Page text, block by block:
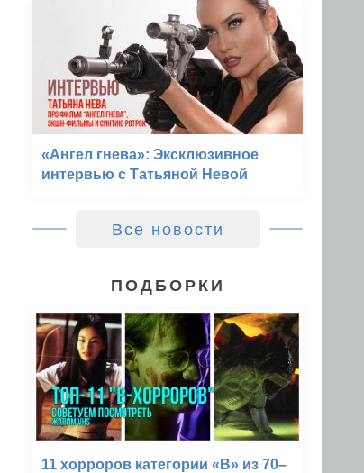
«Ангел гнева»: Эксклюзивное
интервью с Татьяной Невой
Все новости
ПОДБОРКИ
11 хорроров категории «B» из 70–